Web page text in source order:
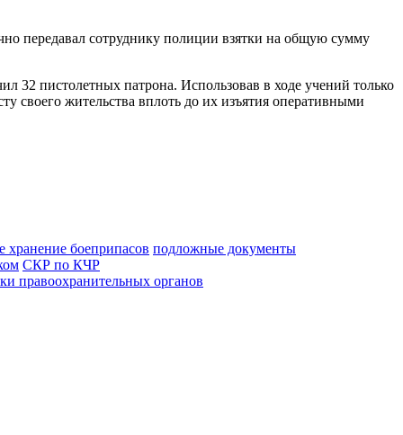
передавал сотруднику полиции взятки на общую сумму
32 пистолетных патрона. Использовав в ходе учений только
своего жительства вплоть до их изъятия оперативными
хранение боеприпасов подложные документы
СКР по КЧР
правоохранительных органов